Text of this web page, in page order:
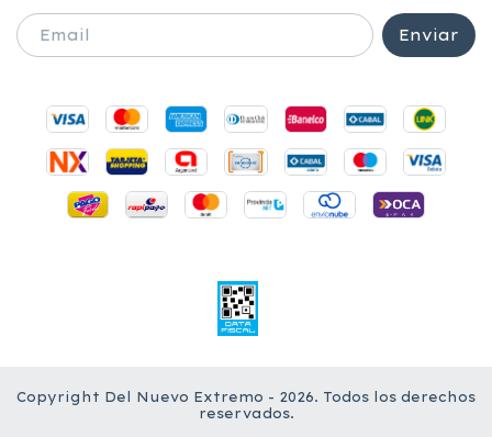
Copyright Del Nuevo Extremo - 2026. Todos los derechos
reservados.